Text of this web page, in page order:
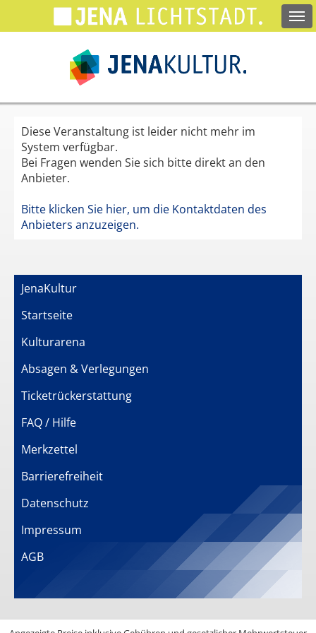
zum
Diese Veranstaltung ist leider nicht mehr im
System verfügbar.
Bei Fragen wenden Sie sich bitte direkt an den
Anbieter.
Bitte klicken Sie hier, um die Kontaktdaten des
Anbieters anzuzeigen.
JenaKultur
Startseite
Kulturarena
Absagen & Verlegungen
Ticketrückerstattung
FAQ / Hilfe
Merkzettel
Barrierefreiheit
Datenschutz
Impressum
AGB